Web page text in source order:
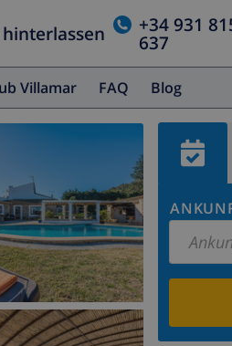
+34 931
637
Villamar FAQ Blog